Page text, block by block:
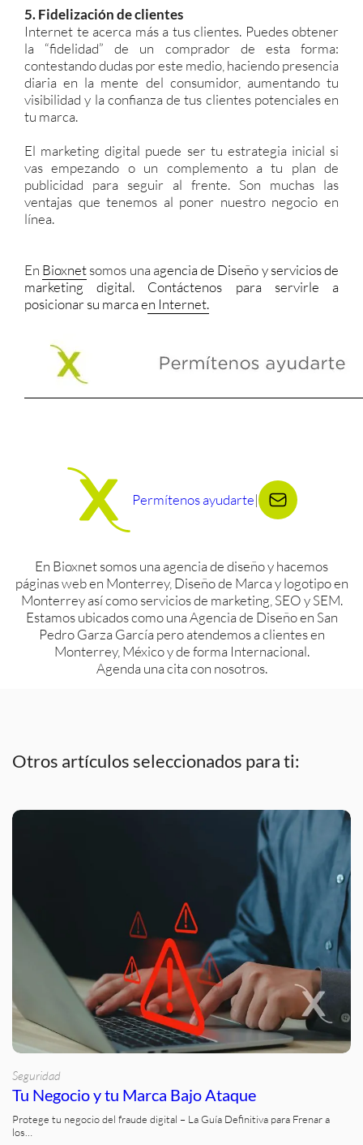
5. Fidelización de clientes
Internet te acerca más a tus clientes. Puedes obtener
la “fidelidad” de un comprador de esta forma:
contestando dudas por este medio, haciendo presencia
diaria en la mente del consumidor, aumentando tu
visibilidad y la confianza de tus clientes potenciales en
tu marca.
El marketing digital puede ser tu estrategia inicial si
vas empezando o un complemento a tu plan de
publicidad para seguir al frente. Son muchas las
ventajas que tenemos al poner nuestro negocio en
línea.
En Bioxnetsomos una agencia de Diseño y servicios de
marketing digital. Contáctenos para servirle a
posicionar su marca en Internet.
Permítenos ayudarte|
En Bioxnet somos una agencia de diseño y hacemos
páginas web en Monterrey, Diseño de Marca y logotipo en
Monterrey así como servicios de marketing, SEO y SEM.
Estamos ubicados como una Agencia de Diseño en San
Pedro Garza García pero atendemos a clientes en
Monterrey, México y de forma Internacional.
Agenda una cita con nosotros.
Otros artículos seleccionados para ti:
Seguridad
Tu Negocio y tu Marca Bajo Ataque
Protege tu negocio del fraude digital – La Guía Definitiva para Frenar a
los…